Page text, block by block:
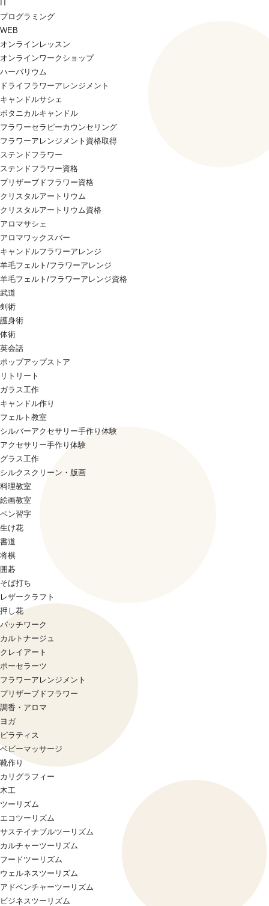
プログラミング
WEB
オンラインレッスン
オンラインワークショップ
ハーバリウム
ドライフラワーアレンジメント
キャンドルサシェ
ボタニカルキャンドル
フラワーセラピーカウンセリング
フラワーアレンジメント資格取得
ステンドフラワー
ステンドフラワー資格
プリザーブドフラワー資格
クリスタルアートリウム
クリスタルアートリウム資格
アロマサシェ
アロマワックスバー
キャンドルフラワーアレンジ
羊毛フェルト/フラワーアレンジ
羊毛フェルト/フラワーアレンジ資格
武道
剣術
護身術
体術
英会話
ポップアップストア
リトリート
ガラス工作
キャンドル作り
フェルト教室
シルバーアクセサリー手作り体験
アクセサリー手作り体験
グラス工作
シルクスクリーン・版画
料理教室
絵画教室
ペン習字
生け花
書道
将棋
囲碁
そば打ち
レザークラフト
押し花
パッチワーク
カルトナージュ
クレイアート
ポーセラーツ
フラワーアレンジメント
プリザーブドフラワー
調香・アロマ
ヨガ
ピラティス
ベビーマッサージ
靴作り
カリグラフィー
木工
ツーリズム
エコツーリズム
サステイナブルツーリズム
カルチャーツーリズム
フードツーリズム
ウェルネスツーリズム
アドベンチャーツーリズム
ビジネスツーリズム